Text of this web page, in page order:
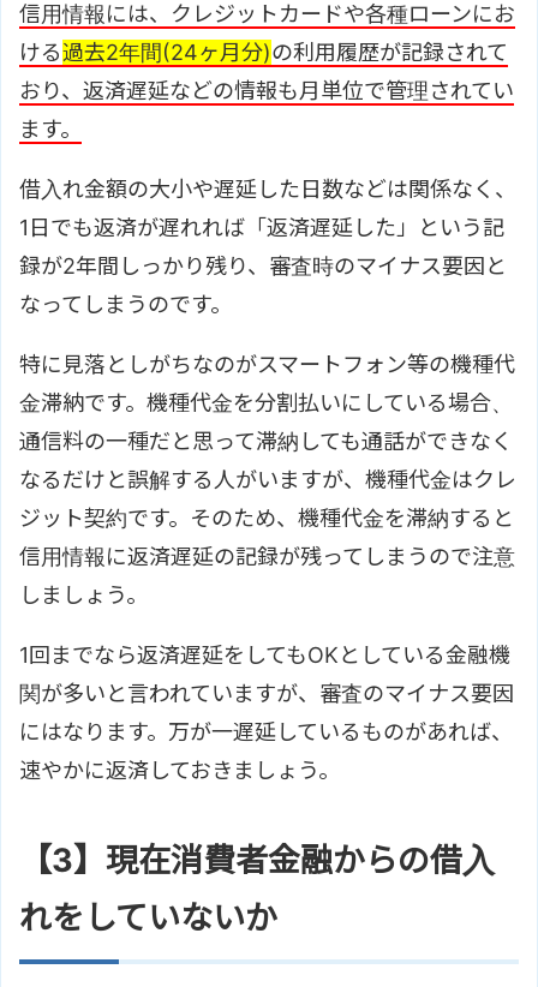
信用情報には、クレジットカードや各種ローンにお
ける過去2年間(24ヶ月分)の利用履歴が記録されて
おり、返済遅延などの情報も月単位で管理されてい
ます。
借入れ金額の大小や遅延した日数などは関係なく、
1日でも返済が遅れれば「返済遅延した」という記
録が2年間しっかり残り、審査時のマイナス要因と
なってしまうのです。
特に見落としがちなのがスマートフォン等の機種代
金滞納です。機種代金を分割払いにしている場合、
通信料の一種だと思って滞納しても通話ができなく
なるだけと誤解する人がいますが、機種代金はクレ
ジット契約です。そのため、機種代金を滞納すると
信用情報に返済遅延の記録が残ってしまうので注意
しましょう。
1回までなら返済遅延をしてもOKとしている金融機
関が多いと言われていますが、審査のマイナス要因
にはなります。万が一遅延しているものがあれば、
速やかに返済しておきましょう。
【3】現在消費者金融からの借入
れをしていないか